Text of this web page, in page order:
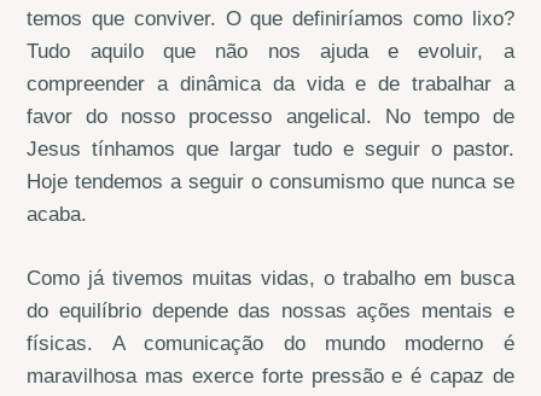
temos que conviver. O que definiríamos como lixo?
Tudo aquilo que não nos ajuda e evoluir, a
compreender a dinâmica da vida e de trabalhar a
favor do nosso processo angelical. No tempo de
Jesus tínhamos que largar tudo e seguir o pastor.
Hoje tendemos a seguir o consumismo que nunca se
acaba.
Como já tivemos muitas vidas, o trabalho em busca
do equilíbrio depende das nossas ações mentais e
físicas. A comunicação do mundo moderno é
maravilhosa mas exerce forte pressão e é capaz de